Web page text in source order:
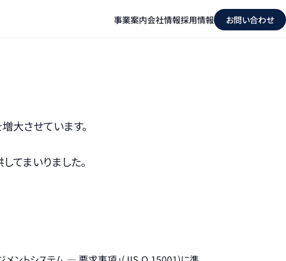
事業案内会社情報採用情報 お問い合わせ
大させています。
てまいりました。